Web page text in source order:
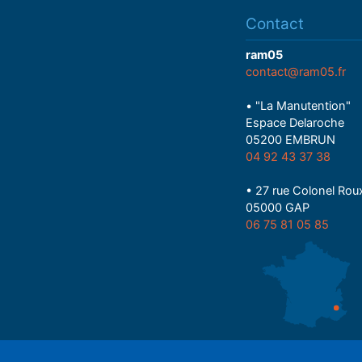
Contact
ram05
contact@ram05.fr
• "La Manutention"
Espace Delaroche
05200 EMBRUN
04 92 43 37 38
• 27 rue Colonel
05000 GAP
06 75 81 05 85